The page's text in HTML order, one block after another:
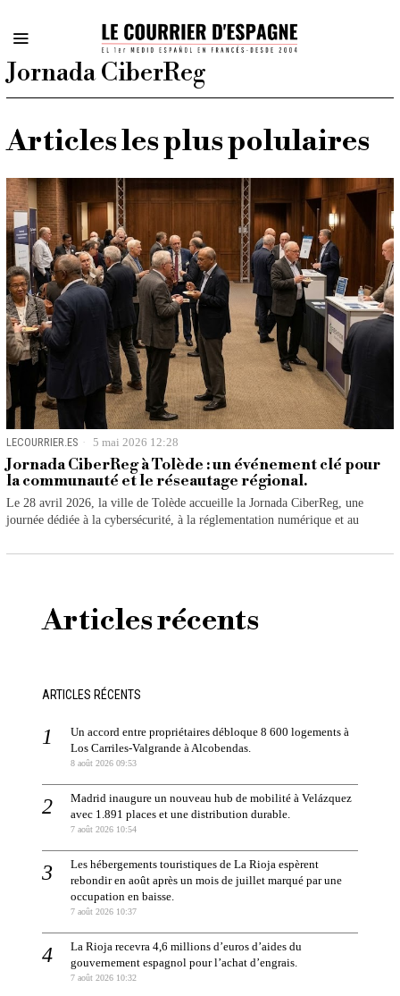
Jornada CiberReg
Articles les plus polulaires
LECOURRIER.ES 5 mai 2026 12:28
Jornada CiberReg à Tolède : un événement clé pour
la communauté et le réseautage régional.
Le 28 avril 2026, la ville de Tolède accueille la Jornada CiberReg, une
journée dédiée à la cybersécurité, à la réglementation numérique et au
Articles récents
ARTICLES RÉCENTS
Un accord entre propriétaires débloque 8 600 logements à
Los Carriles-Valgrande à Alcobendas.
8 août 2026 09:53
Madrid inaugure un nouveau hub de mobilité à Velázquez
avec 1.891 places et une distribution durable.
7 août 2026 10:54
Les hébergements touristiques de La Rioja espèrent
rebondir en août après un mois de juillet marqué par une
occupation en baisse.
7 août 2026 10:37
La Rioja recevra 4,6 millions d’euros d’aides du
gouvernement espagnol pour l’achat d’engrais.
7 août 2026 10:32